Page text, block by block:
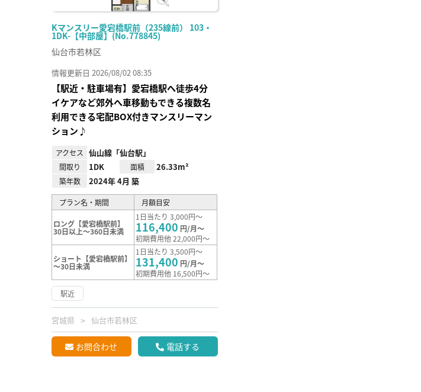
Kマンスリー愛宕橋駅前（235線前） 103・
1DK-【中部屋】(No.778845)
仙台市若林区
情報更新日 2026/08/02 08:35
【駅近・駐車場有】愛宕橋駅へ徒歩4分
イケアなど郊外へ車移動もできる複数名
利用できる宅配BOX付きマンスリーマン
ション♪
アクセス 仙山線「仙台駅」
間取り 1DK 面積 26.33m²
築年数 2024年 4月 築
プラン名・期間 月額目安
ロング【愛宕橋駅前】
30日以上～360日未満
1日当たり 3,000円～
116,400 円/月～
初期費用他 22,000円～
ショート【愛宕橋駅前】
～30日未満
1日当たり 3,500円～
131,400 円/月～
初期費用他 16,500円～
駅近
宮城県 仙台市若林区
お問合わせ 電話する